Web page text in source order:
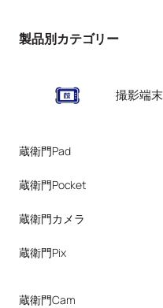
製品別カテゴリー
撮影端末
蔵衛門Pad
蔵衛門Pocket
蔵衛門カメラ
蔵衛門Pix
蔵衛門Cam